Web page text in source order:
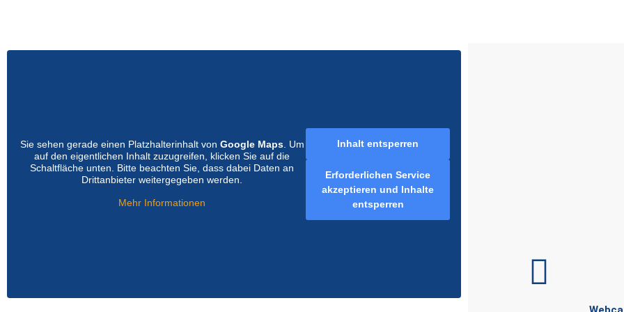
Sie sehen gerade einen Platzhalterinhalt von Google Maps. Um
auf den eigentlichen Inhalt zuzugreifen, klicken Sie auf die
Schaltfläche unten. Bitte beachten Sie, dass dabei Daten an
Drittanbieter weitergegeben werden.
Mehr Informationen
Inhalt entsperren
Erforderlichen Service
akzeptieren und Inhalte
entsperren